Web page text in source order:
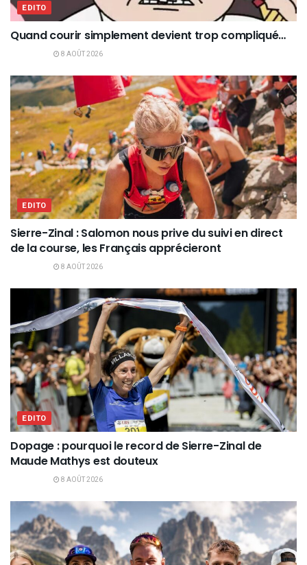
EDITO
Quand courir simplement devient trop compliqué…
8 AOÛT 2026
EDITO
Sierre-Zinal : Salomon nous prive du suivi en direct
de la course, les Français apprécieront
8 AOÛT 2026
EDITO
Dopage : pourquoi le record de Sierre-Zinal de
Maude Mathys est douteux
8 AOÛT 2026